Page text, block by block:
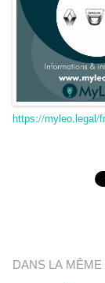
https://myleo.legal/
DANS LA